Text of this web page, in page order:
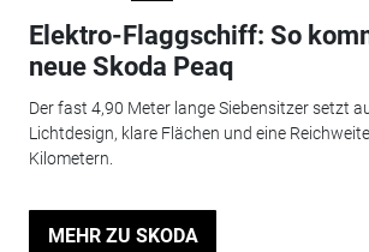
Elektro-Flaggschiff: So
neue Skoda Peaq
Der fast 4,90 Meter lange Siebensitzer setzt
Lichtdesign, klare Flächen und eine
Kilometern.
MEHR ZU SKODA